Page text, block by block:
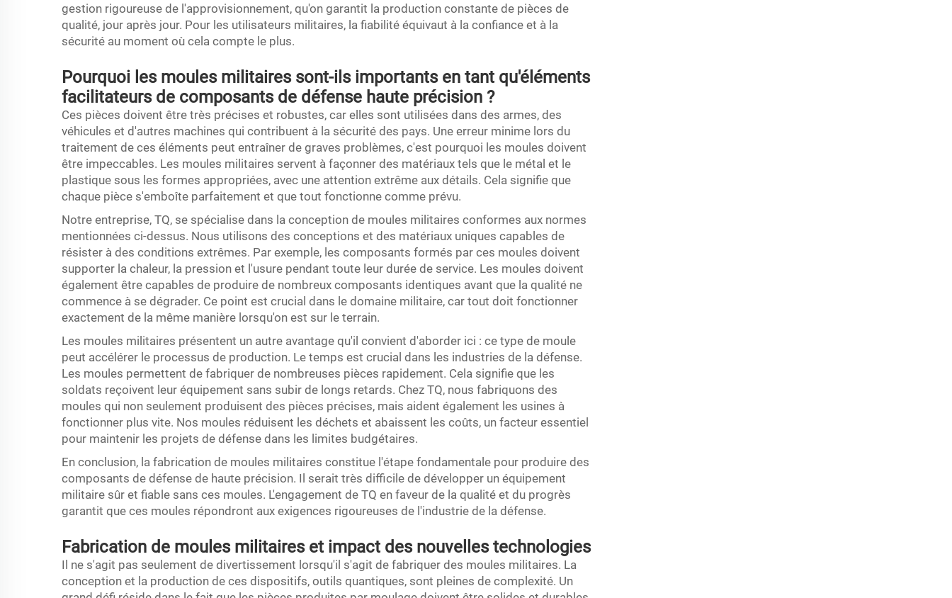
gestion rigoureuse de l'approvisionnement, qu'on garantit la production constante de pièces de
qualité, jour après jour. Pour les utilisateurs militaires, la fiabilité équivaut à la confiance et à la
sécurité au moment où cela compte le plus.
Pourquoi les moules militaires sont-ils importants en tant qu'éléments
facilitateurs de composants de défense haute précision ?
Ces pièces doivent être très précises et robustes, car elles sont utilisées dans des armes, des
véhicules et d'autres machines qui contribuent à la sécurité des pays. Une erreur minime lors du
traitement de ces éléments peut entraîner de graves problèmes, c'est pourquoi les moules doivent
être impeccables. Les moules militaires servent à façonner des matériaux tels que le métal et le
plastique sous les formes appropriées, avec une attention extrême aux détails. Cela signifie que
chaque pièce s'emboîte parfaitement et que tout fonctionne comme prévu.
Notre entreprise, TQ, se spécialise dans la conception de moules militaires conformes aux normes
mentionnées ci-dessus. Nous utilisons des conceptions et des matériaux uniques capables de
résister à des conditions extrêmes. Par exemple, les composants formés par ces moules doivent
supporter la chaleur, la pression et l'usure pendant toute leur durée de service. Les moules doivent
également être capables de produire de nombreux composants identiques avant que la qualité ne
commence à se dégrader. Ce point est crucial dans le domaine militaire, car tout doit fonctionner
exactement de la même manière lorsqu'on est sur le terrain.
Les moules militaires présentent un autre avantage qu'il convient d'aborder ici : ce type de moule
peut accélérer le processus de production. Le temps est crucial dans les industries de la défense.
Les moules permettent de fabriquer de nombreuses pièces rapidement. Cela signifie que les
soldats reçoivent leur équipement sans subir de longs retards. Chez TQ, nous fabriquons des
moules qui non seulement produisent des pièces précises, mais aident également les usines à
fonctionner plus vite. Nos moules réduisent les déchets et abaissent les coûts, un facteur essentiel
pour maintenir les projets de défense dans les limites budgétaires.
En conclusion, la fabrication de moules militaires constitue l'étape fondamentale pour produire des
composants de défense de haute précision. Il serait très difficile de développer un équipement
militaire sûr et fiable sans ces moules. L'engagement de TQ en faveur de la qualité et du progrès
garantit que ces moules répondront aux exigences rigoureuses de l'industrie de la défense.
Fabrication de moules militaires et impact des nouvelles technologies
Il ne s'agit pas seulement de divertissement lorsqu'il s'agit de fabriquer des moules militaires. La
conception et la production de ces dispositifs, outils quantiques, sont pleines de complexité. Un